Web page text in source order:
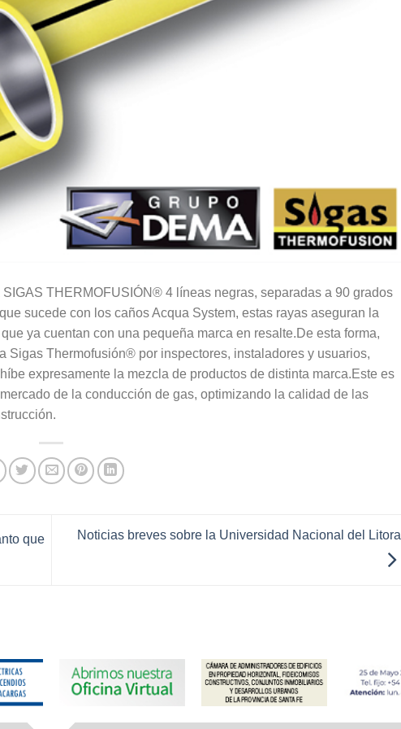
THERMOFUSIÓN® 4 líneas negras, separadas a 90 grados
sucede con los caños Acqua System, estas rayas aseguran la
ya cuentan con una pequeña marca en resalte.De esta forma,
Sigas Thermofusión® por inspectores, instaladores y usuarios,
expresamente la mezcla de productos de distinta marca.Este es
de la conducción de gas, optimizando la calidad de las
que
Noticias breves sobre la Universidad Nacional del Litoral